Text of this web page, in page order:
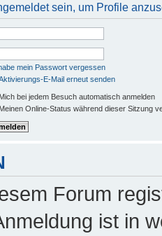
sein, um Profile
mein Passwort vergessen
E-Mail erneut senden
Mich bei jedem Besuch automatisch anmelden
Meinen Online-Status während dieser Sitzung
Forum
ist in